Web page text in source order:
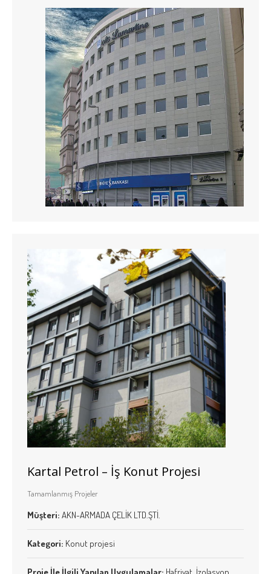
Kartal Petrol – İş Konut Projesi
Tamamlanmış Projeler
Müşteri: AKN-ARMADA ÇELİK LTD.ŞTİ.
Kategori: Konut projesi